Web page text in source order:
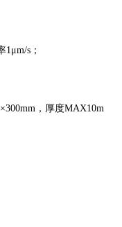
s；
，厚度MAX10m